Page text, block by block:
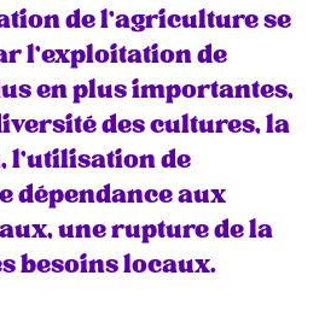
de l’agriculture se
l’exploitation de
en plus importantes,
des cultures, la
l’utilisation de
dépendance aux
une rupture de la
besoins locaux.